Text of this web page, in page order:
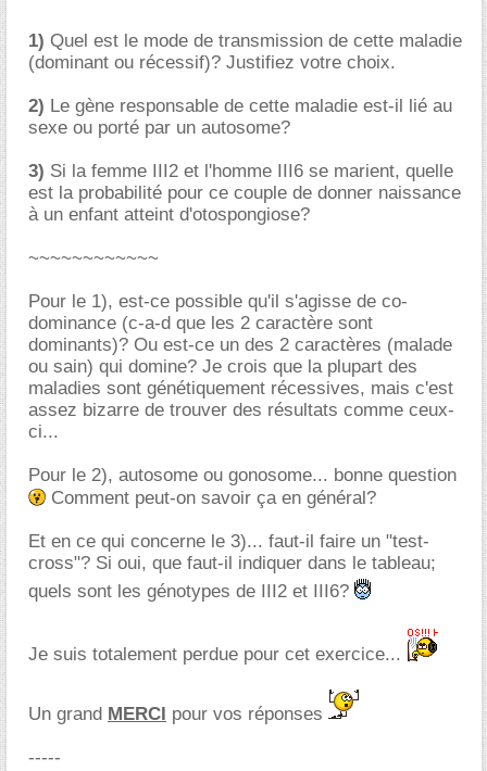
1) Quel est le mode de transmission de cette maladie
(dominant ou récessif)? Justifiez votre choix.
2) Le gène responsable de cette maladie est-il lié au
sexe ou porté par un autosome?
3) Si la femme III2 et l'homme III6 se marient, quelle
est la probabilité pour ce couple de donner naissance
à un enfant atteint d'otospongiose?
~~~~~~~~~~~~
Pour le 1), est-ce possible qu'il s'agisse de co-
dominance (c-a-d que les 2 caractère sont
dominants)? Ou est-ce un des 2 caractères (malade
ou sain) qui domine? Je crois que la plupart des
maladies sont génétiquement récessives, mais c'est
assez bizarre de trouver des résultats comme ceux-
ci...
Pour le 2), autosome ou gonosome... bonne question
Comment peut-on savoir ça en général?
Et en ce qui concerne le 3)... faut-il faire un "test-
cross"? Si oui, que faut-il indiquer dans le tableau;
quels sont les génotypes de III2 et III6?
Je suis totalement perdue pour cet exercice...
Un grand MERCI pour vos réponses
-----